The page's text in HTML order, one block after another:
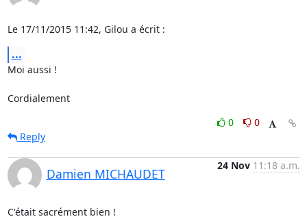
Le 17/11/2015 11:42, Gilou a écrit :
...
Moi aussi !
Cordialement
0
0
Reply
Damien MICHAUDET
24 Nov 11:18 a.m.
C'était sacrément bien !